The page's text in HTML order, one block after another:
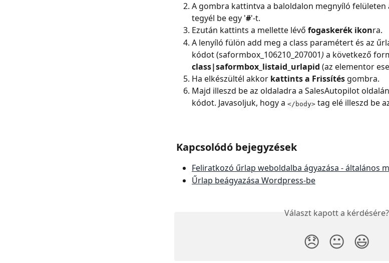
A gombra kattintva a baloldalon megnyíló felületen
tegyél be egy '#'-t.
Ezután kattints a mellette lévő fogaskerék ikonra.
A lenyíló fülön add meg a class paramétert és az
kódot (saformbox_106210_207001) a következő
class|saformbox_listaid_urlapid (az elementor
Ha elkészültél akkor kattints a Frissítés gombra.
Majd illeszd be az oldaladra a SalesAutopilot
kódot. Javasoljuk, hogy a </body> tag elé illeszd be
Kapcsolódó bejegyzések
Feliratkozó űrlap weboldalba ágyazása - általános
Űrlap beágyazása Wordpress-be
Választ kapott a kérdésére?
😞 😐 😃